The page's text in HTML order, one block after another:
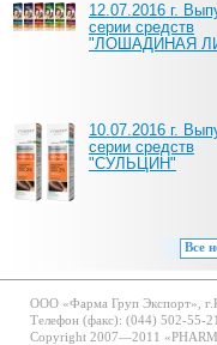
12.07.2016 г.
серии средств
"ЛОШАДИНАЯ
10.07.2016 г.
серии средств
"СУЛЬЦИН"
Все
ООО «Фарма Груп Экспорт»,
Телефон (факс): (044) 502-55-
Copyright 2007—2011